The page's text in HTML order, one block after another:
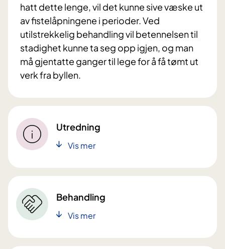
hatt dette lenge, vil det kunne sive væske ut
av fistelåpningene i perioder. Ved
utilstrekkelig behandling vil betennelsen til
stadighet kunne ta seg opp igjen, og man
må gjentatte ganger til lege for å få tømt ut
verk fra byllen.
Utredning
Vis mer
Behandling
Vis mer